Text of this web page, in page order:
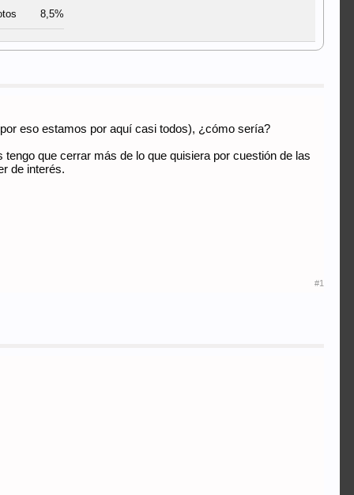
8,5%
eso estamos por aquí casi todos), ¿cómo sería?
que cerrar más de lo que quisiera por cuestión de las
de interés.
#1